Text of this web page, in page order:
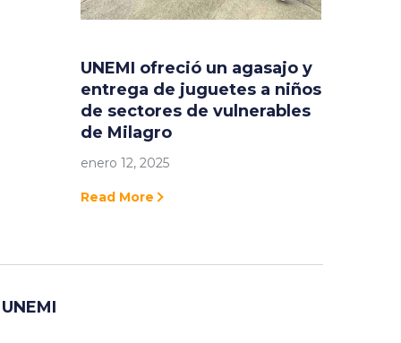
UNEMI ofreció un agasajo y
entrega de juguetes a niños
de sectores de vulnerables
de Milagro
enero 12, 2025
Read More